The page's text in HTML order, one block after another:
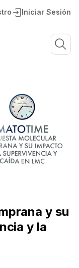
Iniciar Sesión
y su
y la